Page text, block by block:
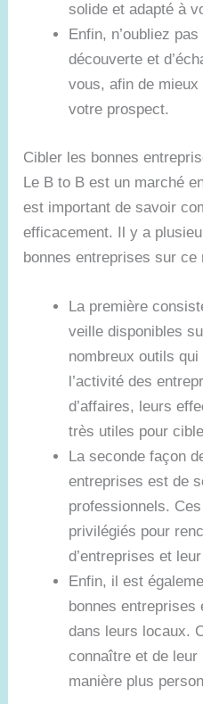
solide et adapté à
Enfin, n’oubliez
découverte et
vous, afin de
votre prospect.
Cibler les bonnes
Le B to B est un marché
est important de savoir
efficacement. Il y a
bonnes entreprises sur ce
La première
veille disponibles
nombreux outils
l’activité des
d’affaires, leurs
très utiles pour
La seconde façon
entreprises est de
professionnels.
privilégiés pour
d’entreprises et
Enfin, il est
bonnes entreprises
dans leurs locaux.
connaître et de
manière plus